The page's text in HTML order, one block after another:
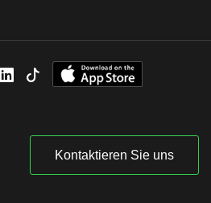
Kontaktieren Sie uns